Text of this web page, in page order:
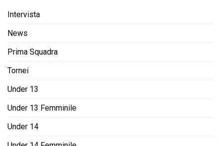
Intervista
News
Prima Squadra
Tornei
Under 13
Under 13 Femminile
Under 14